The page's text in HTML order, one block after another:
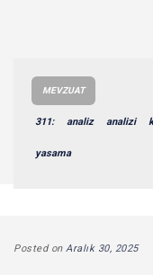
MEVZUAT
311: analiz analizi
yasama
Posted on Aralık 30, 2025